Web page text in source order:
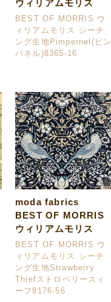
ウィリアムモリス
BEST OF MORRIS ウ
ィリアムモリス シーチ
ング生地Pimpernel(ピン
パネル)8365-16
moda fabrics
BEST OF MORRIS
ウィリアムモリス
BEST OF MORRIS ウ
ィリアムモリス シーチ
ング生地Strawberry
Thiefストロベリースィ
ーフ8176-56